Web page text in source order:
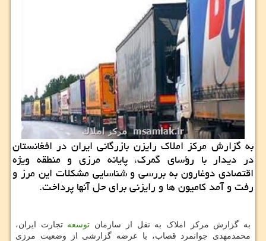
به گزارش مركز املاك رایزن بازرگانی ایران در افغانستان
در دیدار با رؤسای گمرك، پایانه مرزی و منطقه ویژه
اقتصادی دوغارون به بررسی و شناسایی مشكلات این مرز و
رفت و آمد كامیون ها و رایزنی برای حل آنها پرداخت.
به گزارش مرکز املاک به نقل از سازمان توسعه تجارت ایران،
محمدمهدی جوانمرد قصاب، با عرضه گزارشی از وضعیت مرزی